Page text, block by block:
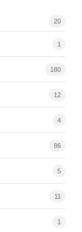
20
1
180
12
4
86
5
11
1